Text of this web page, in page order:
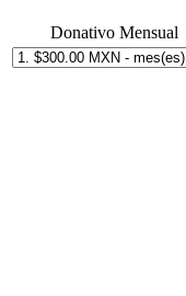
Donativo Mensual